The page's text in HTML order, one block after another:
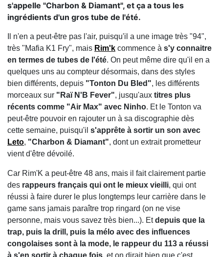
s'appelle "Charbon & Diamant", et ça a tous les
ingrédients d'un gros tube de l'été.
Il n'en a peut-être pas l'air, puisqu'il a une image très "94",
très "Mafia K1 Fry", mais Rim'k commence à s'y connaitre
en termes de tubes de l'été. On peut même dire qu'il en a
quelques uns au compteur désormais, dans des styles
bien différents, depuis "Tonton Du Bled", les différents
morceaux sur "Raï N'B Fever", jusqu'aux titres plus
récents comme "Air Max" avec Ninho. Et le Tonton va
peut-être pouvoir en rajouter un à sa discographie dès
cette semaine, puisqu'il s'apprête à sortir un son avec
Leto, "Charbon & Diamant", dont un extrait prometteur
vient d'être dévoilé.
Car Rim'K a peut-être 48 ans, mais il fait clairement partie
des rappeurs français qui ont le mieux vieilli, qui ont
réussi à faire durer le plus longtemps leur carrière dans le
game sans jamais paraître trop ringard (on ne vise
personne, mais vous savez très bien...). Etdepuis que la
trap, puis la drill, puis la mélo avec des influences
congolaises sont à la mode, le rappeur du 113 a réussi